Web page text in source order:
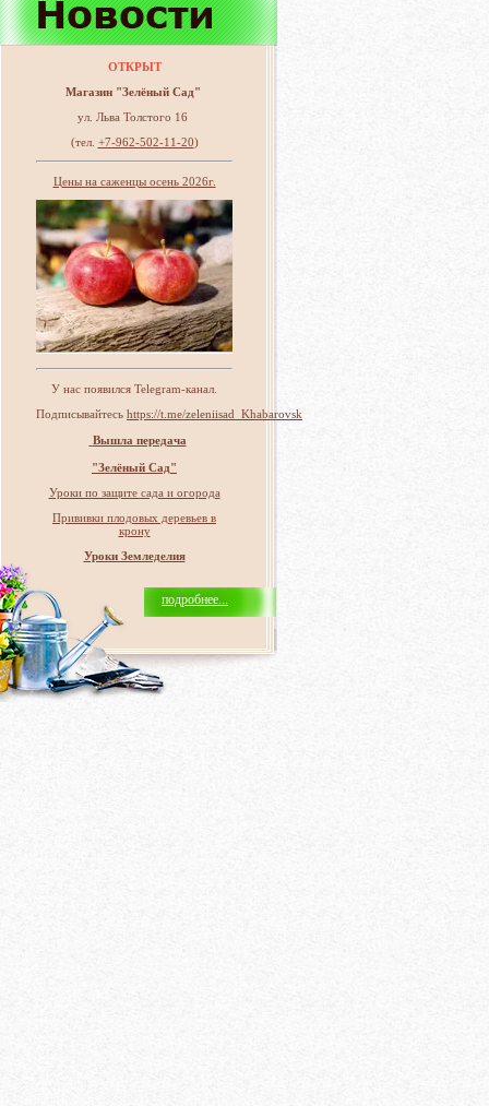
ОТКРЫТ
Магазин "Зелёный Сад"
ул. Льва Толстого 16
(тел. +7-962-502-11-20)
Цены на саженцы осень 2026г.
У нас появился Telegram-канал.
Подписывайтесь https://t.me/zeleniisad_Khabarovsk
Вышла передача
"Зелёный Сад"
Уроки по защите сада и огорода
Прививки плодовых деревьев в
крону
Уроки Земледелия
подробнее...